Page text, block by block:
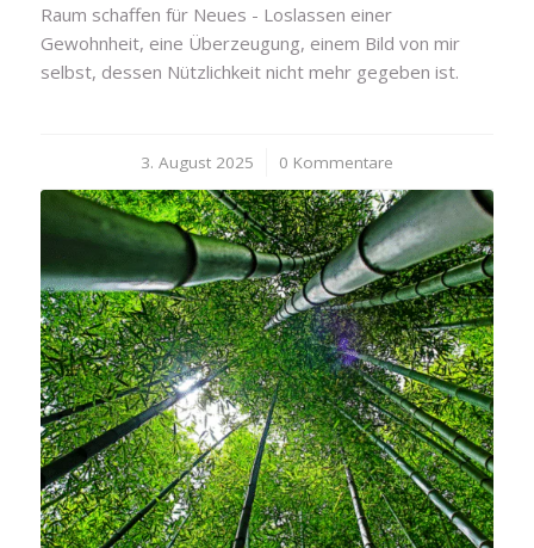
Raum schaffen für Neues - Loslassen einer
Gewohnheit, eine Überzeugung, einem Bild von mir
selbst, dessen Nützlichkeit nicht mehr gegeben ist.
3. August 2025
/ 0 Kommentare